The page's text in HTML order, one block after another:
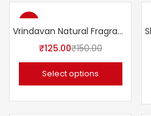
-17%
Vrindavan Natural Fragrance Spray
₹125.00₹150.00
Select options